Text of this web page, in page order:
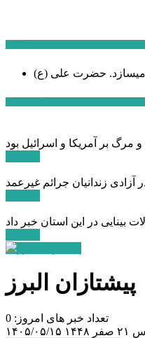
حضرت علی (ع)
زندانیان جرائم غیرعمد
پیشتازان البرز
تعداد خبر های امروز: 0
۱۴۰۵/۰۵/۱۵
۱۴۴۸